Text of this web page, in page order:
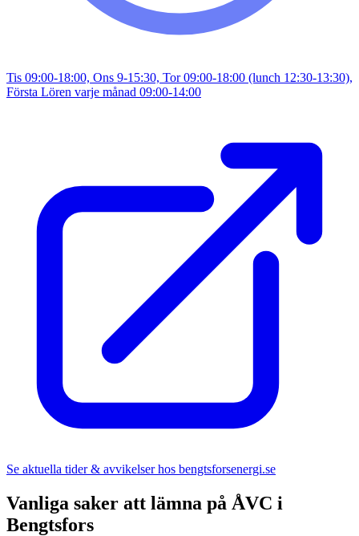
Tis 09:00-18:00, Ons 9-15:30, Tor 09:00-18:00 (lunch 12:30-13:30),
Första Lören varje månad 09:00-14:00
Se aktuella tider & avvikelser hos bengtsforsenergi.se
Vanliga saker att lämna på ÅVC i
Bengtsfors